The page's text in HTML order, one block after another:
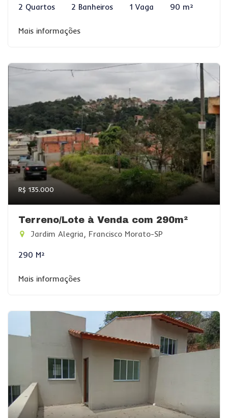
2 Quartos 2 Banheiros 1 Vaga 90 m²
Mais informações
R$ 135.000
Terreno/Lote à Venda com 290m²
Jardim Alegria, Francisco Morato-SP
290 M²
Mais informações